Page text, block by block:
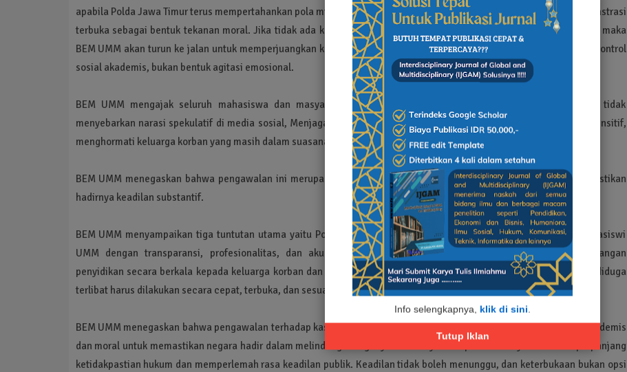
Info selengkapnya, klik di sini.
Tutup Iklan
apabila Polda Jawa Timur terus mempertahankan pola minim transparansi, maka BEM UMM siap menggelar aksi demonstrasi
terbuka sebagai bentuk tekanan moral. Jika tidak ada kejelasan, ketegasan, dan transparansi dari Polda Jawa Timur, maka
BEM UMM akan turun ke jalan untuk memperjuangkan keadilan bagi almarhumah. Pernyataan ini merupakan bentuk kontrol
sosial akademis, bukan bentuk agitasi emosional.
BEM UMM mengajak seluruh mahasiswa dan masyarakat untuk mengawal kasus secara objektif dan terukur, tidak
menyebarkan narasi spekulatif di media sosial, Menjaga empati dan kehati-hatian dalam mengomentari peristiwa sensitif,
menghormati keluarga korban yang masih dalam suasana duka.
BEM UMM menegaskan bahwa pengawalan ini merupakan tanggung jawab moral komunitas akademik untuk memastikan
hadirnya keadilan substantif.
BEM UMM menyampaikan tiga tuntutan utama yaitu Polda Jawa Timur harus mengusut tuntas kasus kematian mahasiswi
UMM dengan transparansi, profesionalitas, dan akuntabilitas. Polda Jawa Timur wajib memberikan perkembangan
penyidikan secara berkala kepada keluarga korban dan publik. Proses etik dan pidana terhadap oknum aparat yang diduga
terlibat harus dilakukan secara cepat, terbuka, dan sesuai prosedur hukum.
BEM UMM menegaskan bahwa pengawalan terhadap kasus ini bukan tindakan emosional, tetapi bentuk komitmen akademis
dan moral untuk memastikan negara hadir dalam melindungi warganya. Minimnya transparansi hanya akan memperpanjang
ketidakpastian hukum dan memperlemah rasa keadilan publik. Keadilan tidak boleh menunggu, dan keterbukaan bukan opsi